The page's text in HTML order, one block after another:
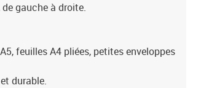
gauche à droite.
feuilles A4 pliées, petites enveloppes
durable.